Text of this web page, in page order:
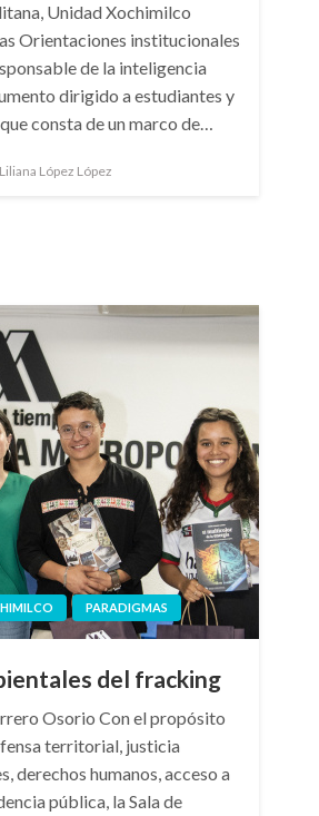
Unidad Xochimilco
Orientaciones institucionales
de la inteligencia
dirigido a estudiantes y
consta de un marco de…
López López
PARADIGMAS
del fracking
Osorio Con el propósito
territorial, justicia
derechos humanos, acceso a
pública, la Sala de